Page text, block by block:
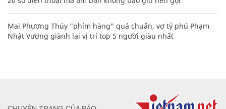
Mai Phương Thúy "phím hàng" quá chuẩn, vợ tỷ phú Phạm
Nhật Vượng giành lại vị trí top 5 người giàu nhất